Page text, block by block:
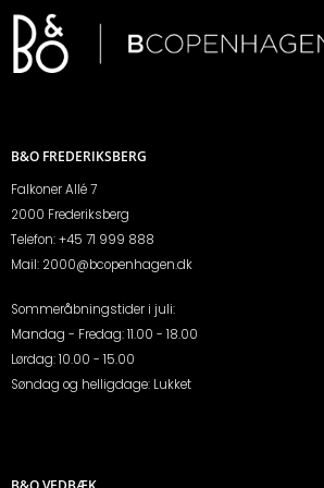
B&O FREDERIKSBERG
Falkoner Allé 7
2000 Frederiksberg
Telefon:+45 71 999 888
Mail: 2000@bcopenhagen.dk
Sommeråbningstider i juli:
Mandag - Fredag: 11.00 - 18.00
Lørdag: 10.00 - 15.00
Søndag og helligdage: Lukket